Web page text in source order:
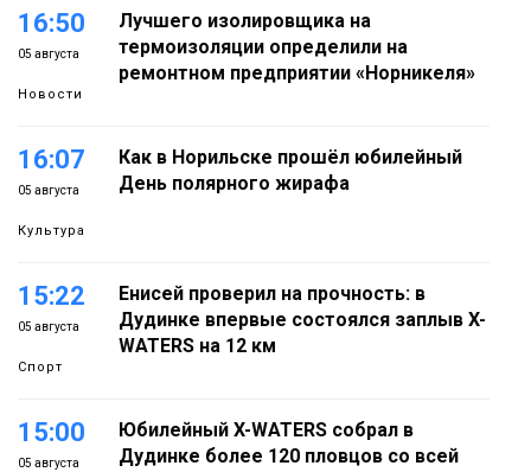
16:50
05 августа
Новости
Лучшего изолировщика на
термоизоляции определили на
ремонтном предприятии «Норникеля»
16:07
05 августа
Культура
Как в Норильске прошёл юбилейный
День полярного жирафа
15:22
05 августа
Спорт
Енисей проверил на прочность: в
Дудинке впервые состоялся заплыв X-
WATERS на 12 км
15:00
05 августа
Юбилейный X-WATERS собрал в
Дудинке более 120 пловцов со всей